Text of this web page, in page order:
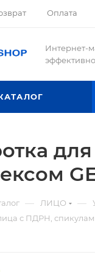
Оплата
Интернет-
— ЛИЦО —
с ПДРН,